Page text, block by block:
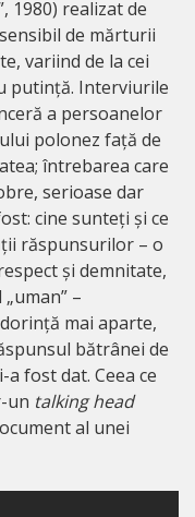
1980) realizat de
de mărturii
variind de la cei
putință. Interviurile
a persoanelor
polonez față de
întrebarea care
serioase dar
cine sunteți și ce
răspunsurilor – o
și demnitate,
–
mai aparte,
bătrânei de
fost dat. Ceea ce
un talking head
al unei